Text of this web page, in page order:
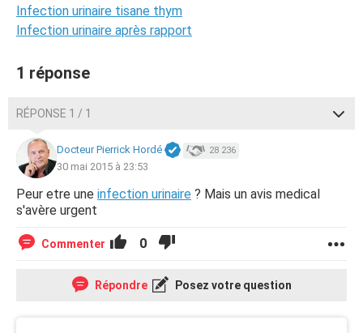
Infection urinaire tisane thym
Infection urinaire après rapport
1 réponse
RÉPONSE 1 / 1
Docteur Pierrick Hordé 28 236
30 mai 2015 à 23:53
Peur etre une infection urinaire ? Mais un avis medical
s'avère urgent
Commenter 0
Répondre Posez votre question